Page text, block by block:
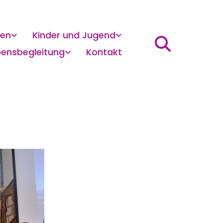
Kinder und Jugend
Kontakt